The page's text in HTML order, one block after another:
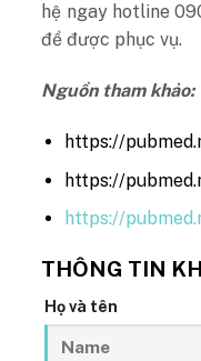
hệ ngay hotline
để được phục vụ.
Nguồn tham khảo:
https://
https://
https://
THÔNG TIN
Họ và tên